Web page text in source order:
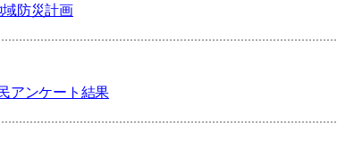
域防災計画
アンケート結果